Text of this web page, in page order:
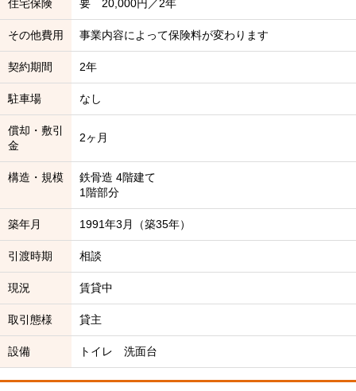
住宅保険 要 20,000円／2年
その他費用 事業内容によって保険料が変わります
契約期間 2年
駐車場 なし
償却・敷引
金
2ヶ月
構造・規模
鉄骨造 4階建て
1階部分
築年月 1991年3月（築35年）
引渡時期 相談
現況 賃貸中
取引態様 貸主
設備 トイレ 洗面台